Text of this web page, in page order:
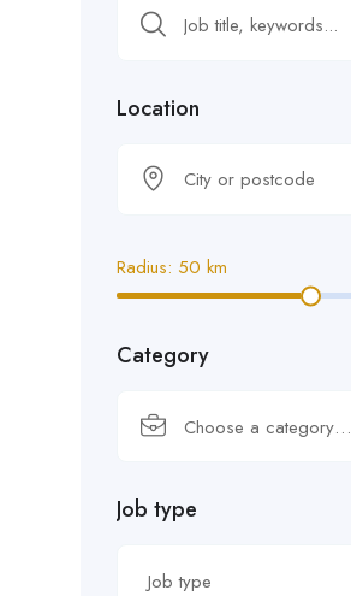
Location
Radius: 50 km
Category
Choose a category…
Job type
Job type